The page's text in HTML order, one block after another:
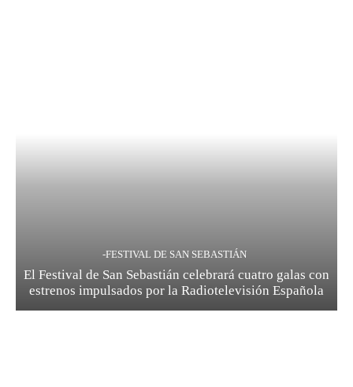
-FESTIVAL DE SAN SEBASTIÁN
El Festival de San Sebastián celebrará cuatro galas con
estrenos impulsados por la Radiotelevisión Española